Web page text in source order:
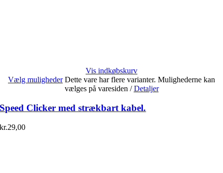
Vis indkøbskurv
Vælg muligheder Dette vare har flere varianter. Mulighederne kan
vælges på varesiden / Detaljer
Speed Clicker med strækbart kabel.
kr.29,00